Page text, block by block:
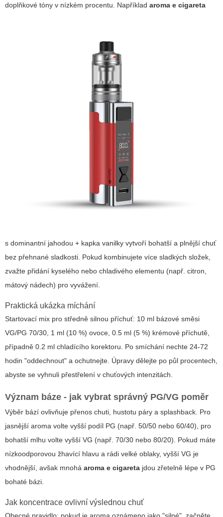
doplňkové tóny v nízkém procentu. Například aroma e cigareta
s dominantní jahodou + kapka vanilky vytvoří bohatší a plnější chuť
bez přehnané sladkosti. Pokud kombinujete více sladkých složek,
zvažte přidání kyselého nebo chladivého elementu (např. citron,
mátový nádech) pro vyvážení.
Praktická ukázka míchání
Startovací mix pro středně silnou příchuť: 10 ml bázové směsi
VG/PG 70/30, 1 ml (10 %) ovoce, 0.5 ml (5 %) krémové příchutě,
případně 0.2 ml chladícího korektoru. Po smíchání nechte 24-72
hodin "oddechnout" a ochutnejte. Úpravy dělejte po půl procentech,
abyste se vyhnuli přestřelení v chuťových intenzitách.
Význam báze - jak vybrat správný PG/VG poměr
Výběr bází ovlivňuje přenos chuti, hustotu páry a splashback. Pro
jasnější aroma volte vyšší podíl PG (např. 50/50 nebo 60/40), pro
bohatší mlhu volte vyšší VG (např. 70/30 nebo 80/20). Pokud máte
nízkoodporovou žhavící hlavu a rádi velké oblaky, vyšší VG je
vhodnější, avšak mnohá aroma e cigareta jdou zřetelně lépe v PG
bohaté bázi.
Jak koncentrace ovlivní výslednou chuť
Obecné pravidlo: pokud je aroma oznámeno jako "silné", začněte